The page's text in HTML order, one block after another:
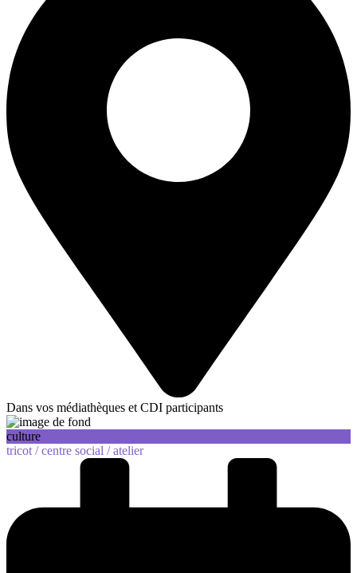
Dans vos médiathèques et CDI participants
culture
tricot /centre social /atelier